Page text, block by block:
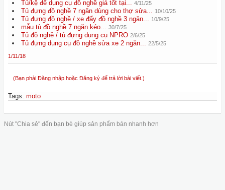
Tủ/kệ để dụng cụ đồ nghề giá tốt tại... 4/11/25
Tủ đựng đồ nghề 7 ngăn dùng cho thợ sửa... 10/10/25
Tủ đựng đồ nghề / xe đẩy đồ nghề 3 ngăn... 10/9/25
mẫu tủ đồ nghề 7 ngăn kéo... 30/7/25
Tủ đồ nghề / tủ đựng dụng cụ NPRO 2/6/25
Tủ đựng dụng cụ đồ nghề sửa xe 2 ngăn... 22/5/25
1/11/18
(Bạn phải Đăng nhập hoặc Đăng ký để trả lời bài viết.)
Tags: moto
Nút "Chia sẻ" đến bạn bè giúp sản phẩm bán nhanh hơn